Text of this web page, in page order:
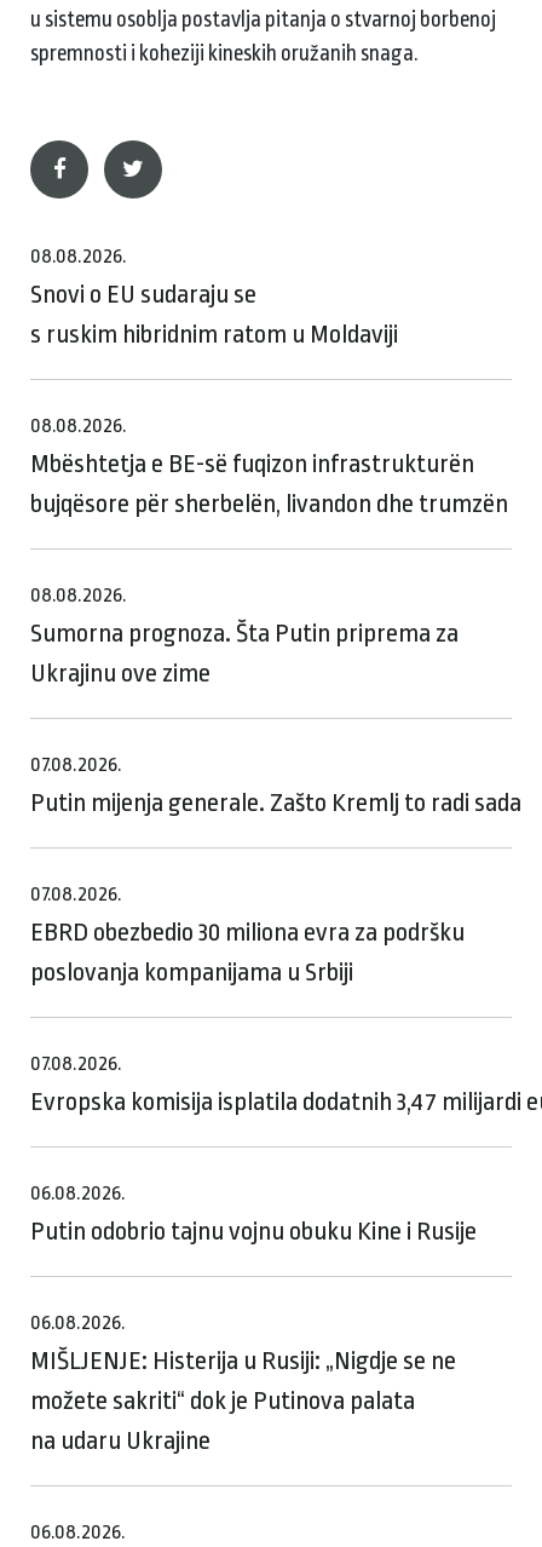
u sistemu osoblja postavlja pitanja o stvarnoj borbenoj
spremnosti i koheziji kineskih oružanih snaga.
08.08.2026.
Snovi o EU sudaraju se
s ruskim hibridnim ratom u Moldaviji
08.08.2026.
Mbështetja e BE-së fuqizon infrastrukturën
bujqësore për sherbelën, livandon dhe trumzën
08.08.2026.
Sumorna prognoza. Šta Putin priprema za
Ukrajinu ove zime
07.08.2026.
Putin mijenja generale. Zašto Kremlj to radi sada
07.08.2026.
EBRD obezbedio 30 miliona evra za podršku
poslovanja kompanijama u Srbiji
07.08.2026.
Evropska komisija isplatila dodatnih 3,47 milijardi
06.08.2026.
Putin odobrio tajnu vojnu obuku Kine i Rusije
06.08.2026.
MIŠLJENJE: Histerija u Rusiji: „Nigdje se ne
možete sakriti“ dok je Putinova palata
na udaru Ukrajine
06.08.2026.